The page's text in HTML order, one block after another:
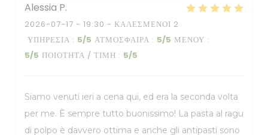
Alessia P
2026-07-17 - 19:30 - ΚΑΛΕΣΜΈΝΟΙ 2
ΥΠΗΡΕΣΊΑ : 5/5 ΑΤΜΌΣΦΑΙΡΑ : 5/5 ΜΕΝΟΎ :
5/5 ΠΟΙΌΤΗΤΑ / ΤΙΜΉ : 5/5
Siamo venuti ieri a cena qui, ed era la seconda volta
per me. È sempre tutto buonissimo! La pasta al ragu
di polpo è davvero ottima e anche gli antipasti sono